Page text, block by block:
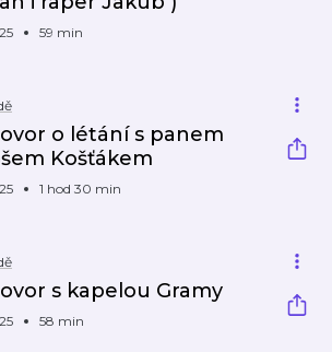
59 min
o létání s panem
Košťákem
1 hod 30 min
s kapelou Gramy
58 min